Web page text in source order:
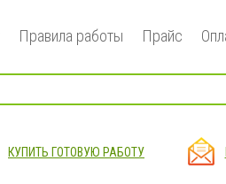
Правила работы Прайс
КУПИТЬ ГОТОВУЮ РАБОТУ